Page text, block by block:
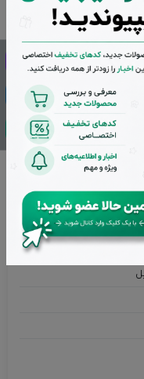
خرید
(صفحه کلید) با دلیل
است که کالا در شرایط
باز شده باشد).